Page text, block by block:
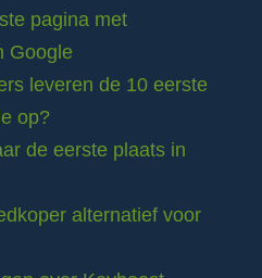
pagina met
Google
leveren de 10 eerste
op?
de eerste plaats in
alternatief voor